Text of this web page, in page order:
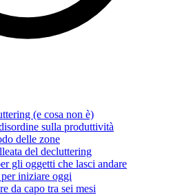
(e cosa non è)
sulla produttività
delle zone
del decluttering
gli oggetti che lasci andare
iniziare oggi
da capo tra sei mesi